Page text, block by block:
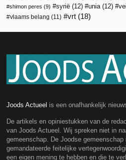
shimon peres (9) syrië (12) unia (12)
vlaams belang (11) vrt (18)
Joods Actueel is een onafhankelijk
De artikels en opiniestukken van de
van Joods Actueel. Wij spreken niet in
gemeenschap. De Joodse
gemandateerde feitelijke
een eigen mening te hebben en die te